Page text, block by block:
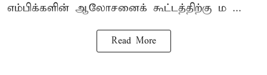
எம்பிக்களின் ஆலோசனைக் கூட்டத்திற்கு ம ...
Read More